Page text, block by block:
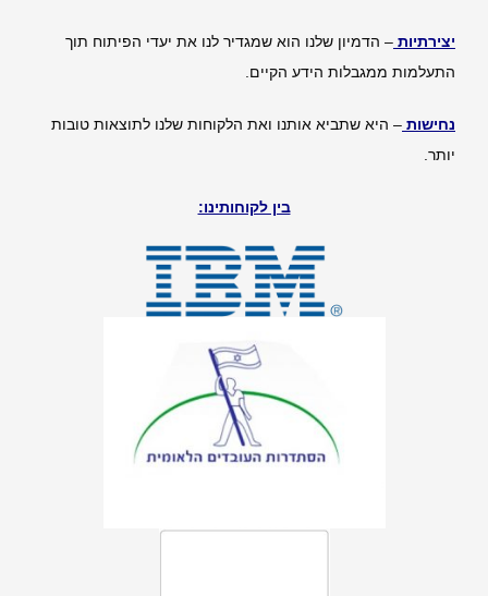
יצירתיות – הדמיון שלנו הוא שמגדיר לנו את יעדי הפיתוח תוך
התעלמות ממגבלות הידע הקיים.
נחישות – היא שתביא אותנו ואת הלקוחות שלנו לתוצאות טובות
יותר.
בין לקוחותינו: